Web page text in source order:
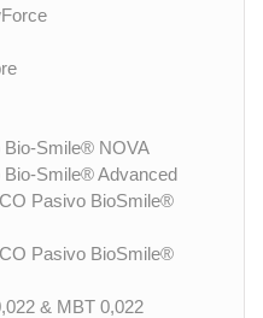
Bio-Smile® NOVA
Smile® Advanced
Pasivo BioSmile®
Pasivo BioSmile®
& MBT 0,022